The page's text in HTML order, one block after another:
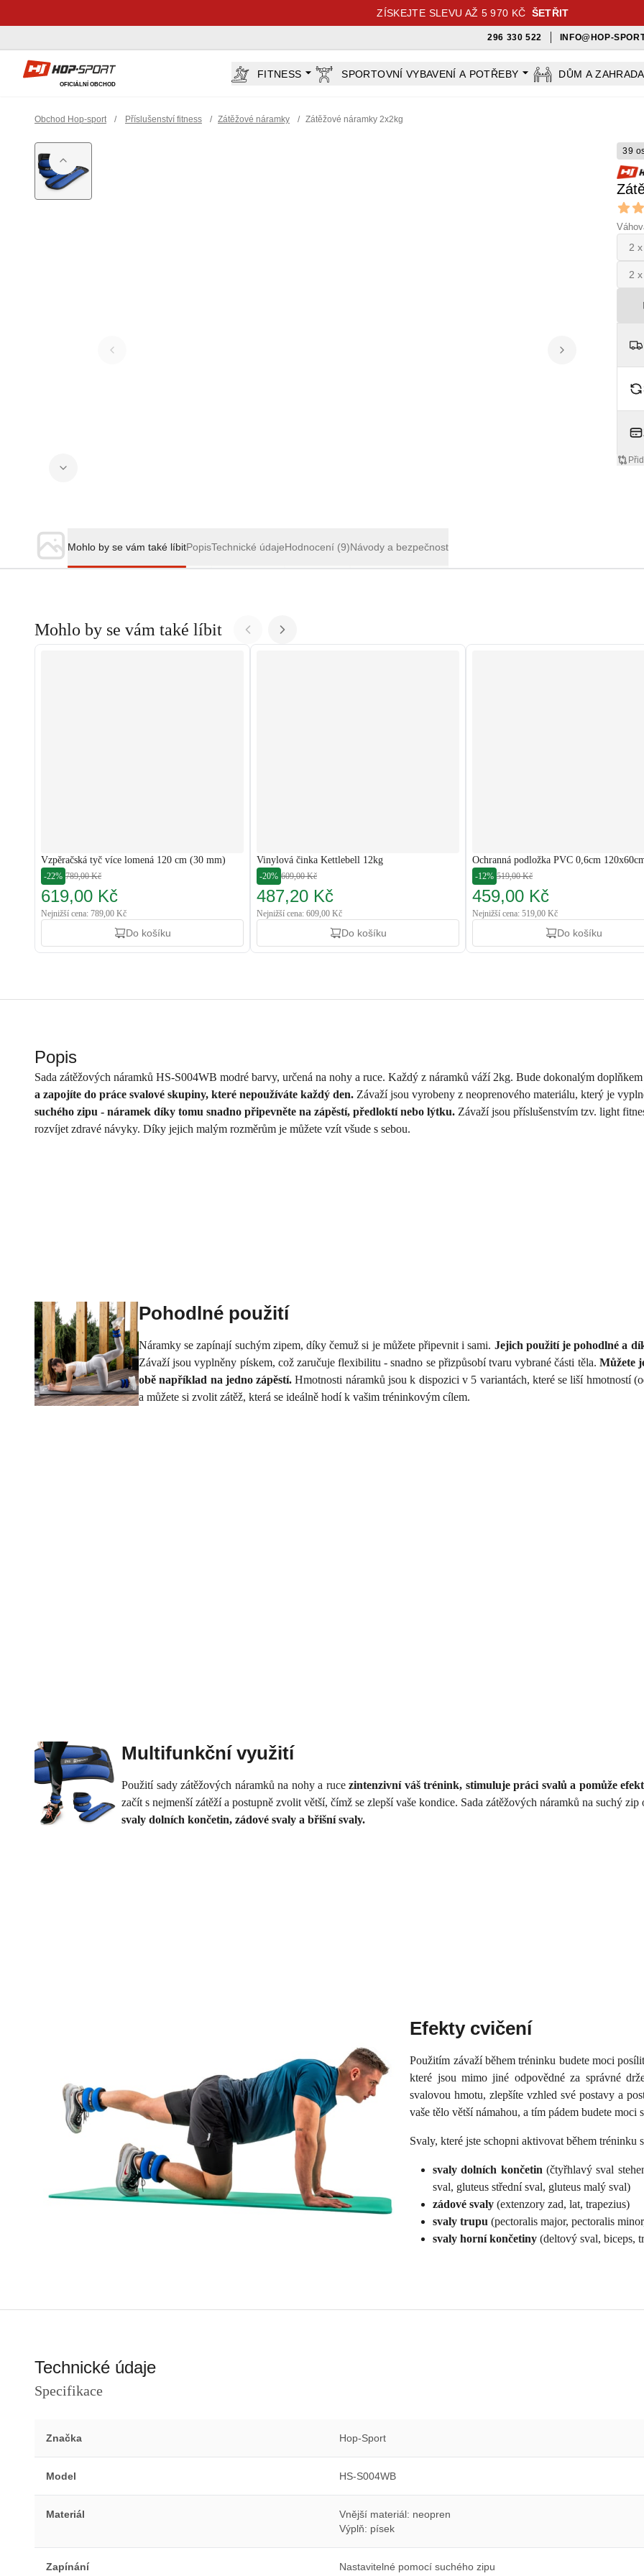
ZÍSKEJTE SLEVU AŽ 5 970 KČ ŠETŘIT
296 330 522 INFO@HOP-
Hop-Sport.cz
OFICIÁLNÍ OBCHOD
FITNESS SPORTOVNÍ VYBAVENÍ A POTŘEBY DŮM A ZAHRADA
Obchod Hop-sport / Příslušenství fitness / Zátěžové náramky / Zátěžové náramky 2x2kg
39
5 out
2
2
Mohlo by se vám také líbitPopisTechnické údajeHodnocení (9)Návody a bezpečnost
Mohlo by se vám také líbit
Vzpěračská tyč více lomená 120 cm (30 mm)
-22% 789,00 Kč
619,00 Kč
Nejnižší cena: 789,00 Kč
Do košíku
Vinylová činka Kettlebell 12kg
-20% 609,00 Kč
487,20 Kč
Nejnižší cena: 609,00 Kč
Do košíku
Ochranná podložka PVC 0,6cm
-12% 519,00 Kč
459,00 Kč
Nejnižší cena: 519,00 Kč
Do košíku
Popis
Sada zátěžových náramků HS-S004WB modré barvy, určená na nohy a ruce. Každý z náramků váží 2kg. Bude dokonalým
a zapojíte do práce svalové skupiny, které nepoužíváte každý den. Závaží jsou vyrobeny z neoprenového materiálu, který je
suchého zipu - náramek díky tomu snadno připevněte na zápěstí, předloktí nebo lýtku. Závaží jsou příslušenstvím tzv. light
rozvíjet zdravé návyky. Díky jejich malým rozměrům je můžete vzít všude s sebou.
Pohodlné použití
Náramky se zapínají suchým zipem, díky čemuž si je můžete připevnit i sami. Jejich použití je pohodlné a
Závaží jsou vyplněny pískem, což zaručuje flexibilitu - snadno se přizpůsobí tvaru vybrané části těla. Můžete
obě například na jedno zápěstí.Hmotnosti náramků jsou k dispozici v 5 variantách, které se liší hmotností
a můžete si zvolit zátěž, která se ideálně hodí k vašim tréninkovým cílem.
Multifunkční využití
Použití sady zátěžových náramků na nohy a ruce zintenzivní váš trénink, stimuluje práci svalů a pomůže
začít s nejmenší zátěží a postupně zvolit větší, čímž se zlepší vaše kondice. Sada zátěžových náramků na suchý
svaly dolních končetin, zádové svaly a břišní svaly.
Efekty cvičení
Použitím závaží během tréninku budete moci
které jsou mimo jiné odpovědné za správné
svalovou hmotu, zlepšíte vzhled své postavy a
vaše tělo větší námahou, a tím pádem budete
Svaly, které jste schopni aktivovat během tréninku
svaly dolních končetin (čtyřhlavý sval
sval, gluteus střední sval, gluteus malý sval)
zádové svaly (extenzory zad, lat, trapezius)
svaly trupu (pectoralis major, pectoralis
svaly horní končetiny (deltový sval, biceps,
Technické údaje
Specifikace
Značka Hop-Sport
Model HS-S004WB
Materiál
Vnější materiál: neopren
Výplň: písek
Zapínání Nastavitelné pomocí suchého zipu